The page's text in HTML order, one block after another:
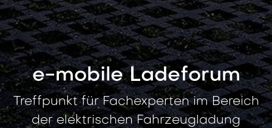
e-mobile Ladeforum
Treffpunkt für Fachexperten im Bereich
der elektrischen Fahrzeugladung